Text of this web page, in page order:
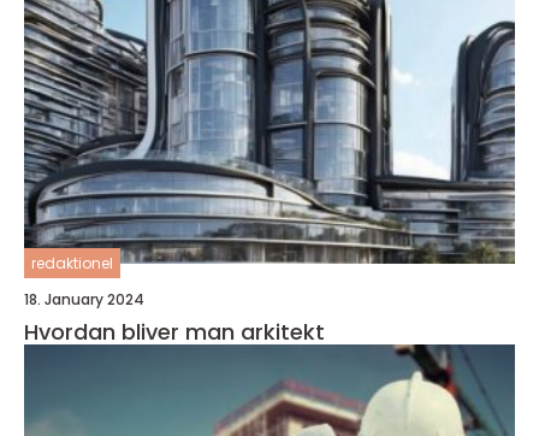
redaktionel
18. January 2024
Hvordan bliver man arkitekt